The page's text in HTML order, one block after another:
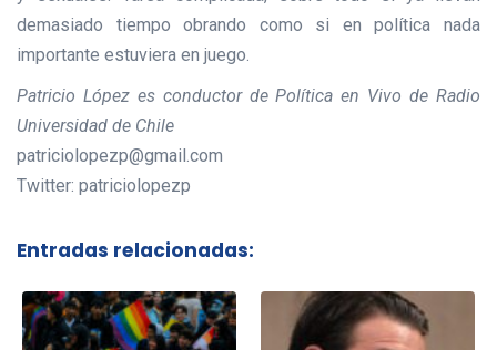
demasiado tiempo obrando como si en política nada
importante estuviera en juego.
Patricio López es conductor de Política en Vivo de Radio
Universidad de Chile
patriciolopezp@gmail.com
Twitter: patriciolopezp
Entradas relacionadas: